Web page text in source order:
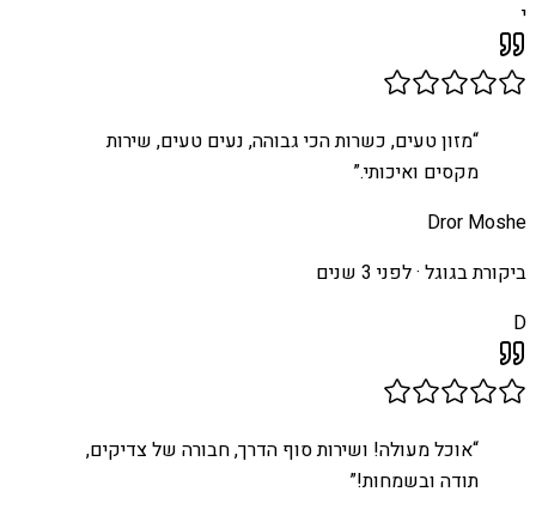
י
“מזון טעים, כשרות הכי גבוהה, נעים טעים, שירות
מקסים ואיכותי.”
Dror Moshe
ביקורת בגוגל ·לפני 3 שנים
D
“אוכל מעולה! ושירות סוף הדרך, חבורה של צדיקים,
תודה ובשמחות!”